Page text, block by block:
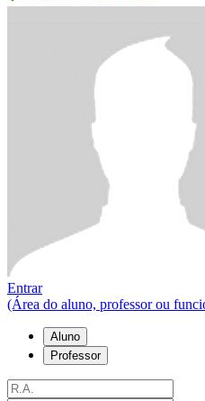
Entrar
(Área do aluno, professor ou
Aluno
Professor